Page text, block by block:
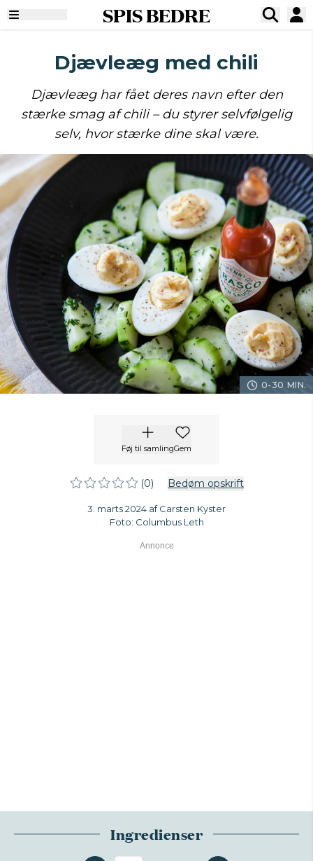
SPIS BEDRE
Djævleæg med chili
Djævleæg har fået deres navn efter den
stærke smag af chili – du styrer selvfølgelig
selv, hvor stærke dine skal være.
0-30 MIN.
Føj til samlingGem
(0) Bedøm opskrift
3. marts 2024 af Carsten Kyster
Foto: Columbus Leth
Ingredienser